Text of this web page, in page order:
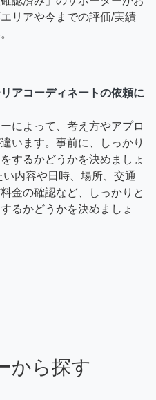
リアや今までの評価/実績
アコーディネートの依頼に
によって、考え方やアプロ
います。事前に、しっかり
するかどうかを決めましょ
内容や日時、場所、交通
金の確認など、しっかりと
るかどうかを決めましょ
から探す